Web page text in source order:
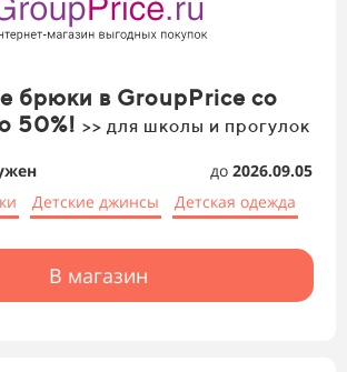
брюки в GroupPrice со
50%! >> для школы и прогулок
до 2026.09.05
Детские джинсы Детская одежда
В магазин